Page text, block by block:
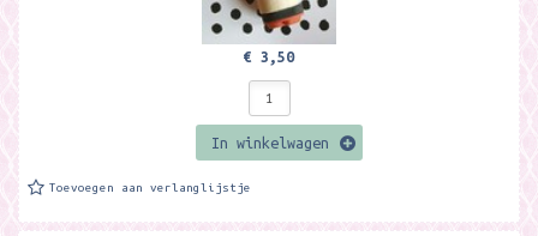
€ 3,50
In winkelwagen
Toevoegen aan verlanglijstje